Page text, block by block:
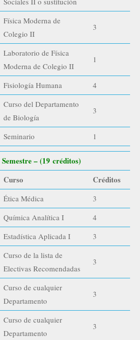
Física Moderna de
Colegio II
3
Laboratorio de Física
Moderna de Colegio II
1
Fisiología Humana
4
Curso del Departamento
de Biología
3
Seminario 1
– (19 créditos)
Curso Créditos
Ética Médica
3
Química Analítica I
4
Estadística Aplicada I
3
Curso de la lista de
Electivas Recomendadas
3
Curso de cualquier
Departamento
3
Curso de cualquier
Departamento
3